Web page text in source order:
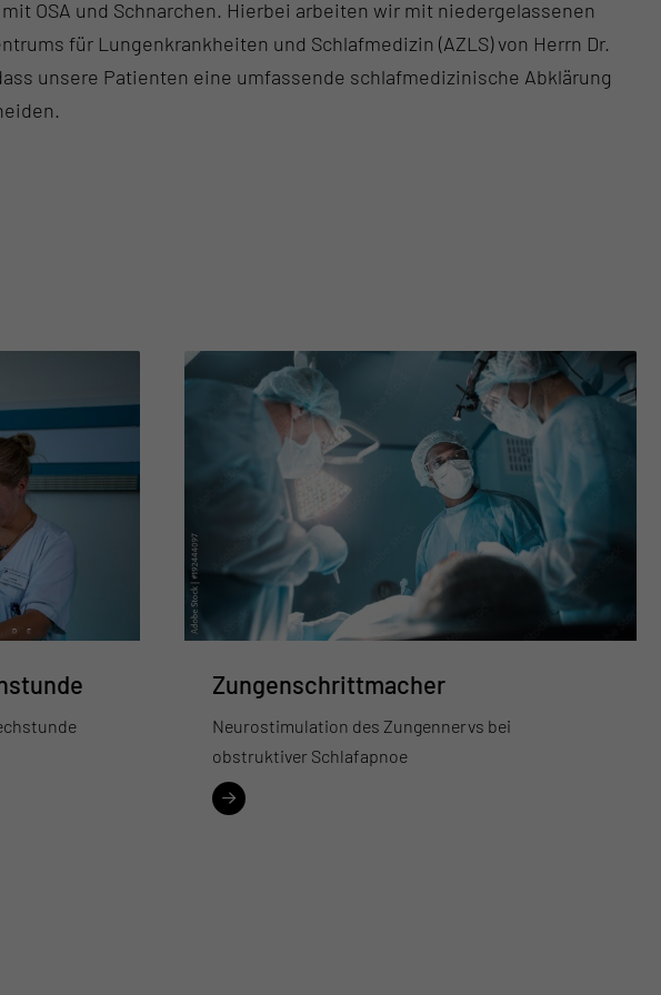
OSA und Schnarchen. Hierbei arbeiten wir mit niedergelassenen
für Lungenkrankheiten und Schlafmedizin (AZLS) von Herrn Dr.
unsere Patienten eine umfassende schlafmedizinische Abklärung
Zungenschrittmacher
Neurostimulation des Zungennervs bei
obstruktiver Schlafapnoe